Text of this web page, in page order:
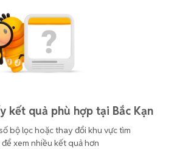
kết quả phù hợp tại Bắc Kạn
bộ lọc hoặc thay đổi khu vực tìm
để xem nhiều kết quả hơn